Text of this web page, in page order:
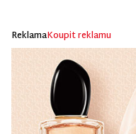
ReklamaKoupit reklamu